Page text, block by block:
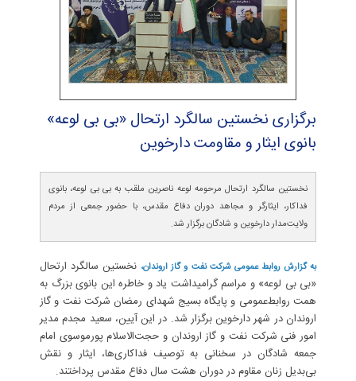
برگزاری نخستین سالگرد ارتحال «بی بی لوعه»
بانوی ایثار و مقاومت دارخوین
نخستین سالگرد ارتحال مرحومه لوعه ناصرین ملقب به بی بی لوعه، بانوی
فداکار، ایثارگر و مجاهد دوران دفاع مقدس، با حضور جمعی از مردم
ولایت‌مدار دارخوین و شادگان برگزار شد.
به گزارش روابط عمومی شرکت نفت و گاز اروندان، نخستین سالگرد ارتحال
«بی بی لوعه» و مراسم گرامیداشت یاد و خاطره این بانوی بزرگ به
همت روابط‌عمومی و پایگاه بسیج شهدای رمضان شرکت نفت و گاز
اروندان در شهر دارخوین برگزار شد. در این آیین، سعید مجدم مدیر
امور فنی شرکت نفت و گاز اروندان و حجت‌الاسلام پورموسوی امام
جمعه شادگان در سخنانی به توصیف فداکاری‌ها، ایثار و نقش
بی‌بدیل زنان مقاوم در دوران هشت سال دفاع مقدس پرداختند.